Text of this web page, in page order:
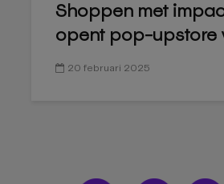
Shoppen met
opent pop-upstore
20 februari 2025